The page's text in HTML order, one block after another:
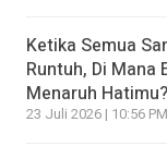
Ketika Semua
Runtuh, Di Mana
Menaruh Hatimu?
23 Juli 2026 | 10:56